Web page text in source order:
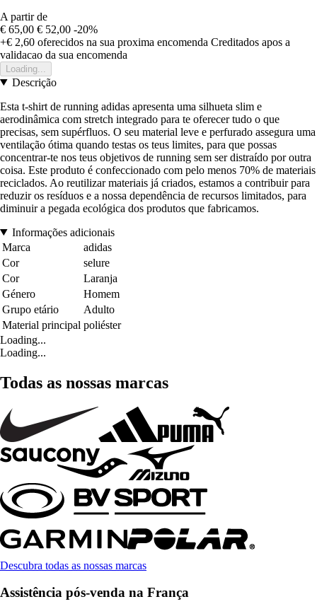
A partir de
€ 65,00 € 52,00 -20%
+€ 2,60 oferecidos na sua proxima encomenda Creditados apos a
validacao da sua encomenda
Loading...
Descrição
Esta t-shirt de running adidas apresenta uma silhueta slim e
aerodinâmica com stretch integrado para te oferecer tudo o que
precisas, sem supérfluos. O seu material leve e perfurado assegura uma
ventilação ótima quando testas os teus limites, para que possas
concentrar-te nos teus objetivos de running sem ser distraído por outra
coisa. Este produto é confeccionado com pelo menos 70% de materiais
reciclados. Ao reutilizar materiais já criados, estamos a contribuir para
reduzir os resíduos e a nossa dependência de recursos limitados, para
diminuir a pegada ecológica dos produtos que fabricamos.
Informações adicionais
Marca
adidas
Cor
selure
Cor
Laranja
Género
Homem
Grupo etário
Adulto
Material principal poliéster
Loading...
Loading...
Todas as nossas marcas
Descubra todas as nossas marcas
Assistência pós-venda na França